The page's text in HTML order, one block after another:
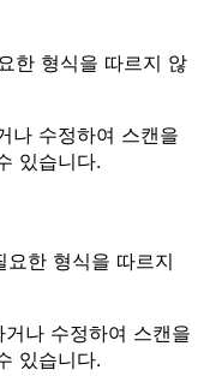
한 형식을 따르지 않
나 수정하여 스캔을
있습니다.
한 형식을 따르지
거나 수정하여 스캔을
있습니다.